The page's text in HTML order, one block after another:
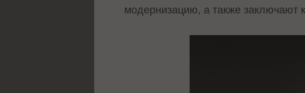
модернизацию, а также заключают